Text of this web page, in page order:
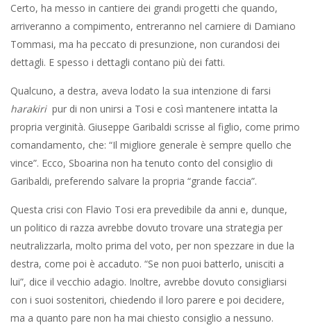
Certo, ha messo in cantiere dei grandi progetti che quando,
arriveranno a compimento, entreranno nel carniere di Damiano
Tommasi, ma ha peccato di presunzione, non curandosi dei
dettagli. E spesso i dettagli contano più dei fatti.
Qualcuno, a destra, aveva lodato la sua intenzione di farsi
harakiripur di non unirsi a Tosi e così mantenere intatta la
propria verginità. Giuseppe Garibaldi scrisse al figlio, come primo
comandamento, che: “Il migliore generale è sempre quello che
vince”. Ecco, Sboarina non ha tenuto conto del consiglio di
Garibaldi, preferendo salvare la propria “grande faccia”.
Questa crisi con Flavio Tosi era prevedibile da anni e, dunque,
un politico di razza avrebbe dovuto trovare una strategia per
neutralizzarla, molto prima del voto, per non spezzare in due la
destra, come poi è accaduto. “Se non puoi batterlo, unisciti a
lui”, dice il vecchio adagio. Inoltre, avrebbe dovuto consigliarsi
con i suoi sostenitori, chiedendo il loro parere e poi decidere,
ma a quanto pare non ha mai chiesto consiglio a nessuno.